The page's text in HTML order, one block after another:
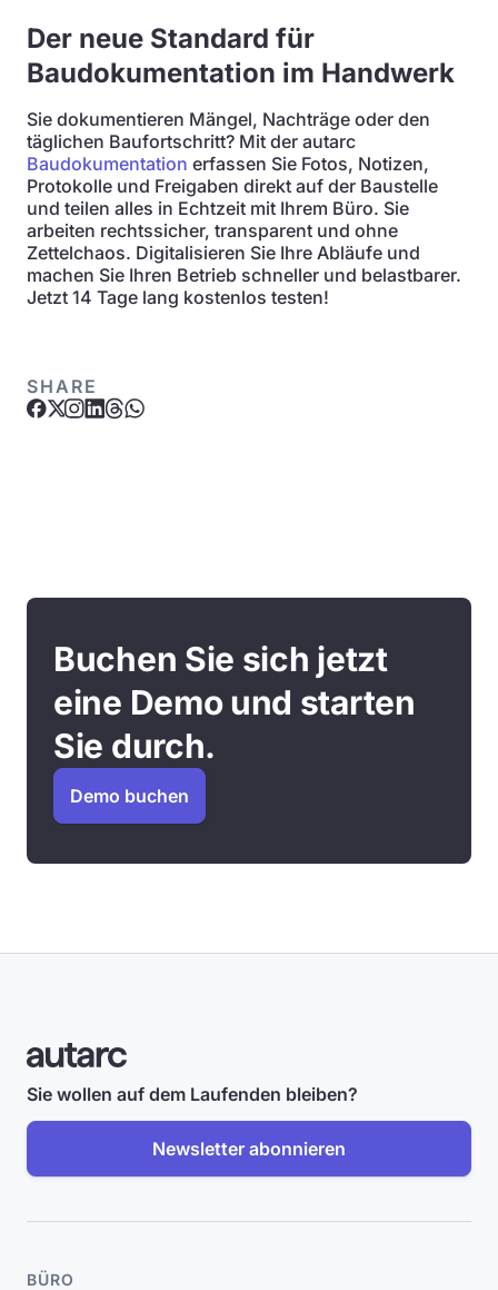
Der neue Standard für
Baudokumentation im Handwerk
Sie dokumentieren Mängel, Nachträge oder den
täglichen Baufortschritt? Mit der autarc
Baudokumentation erfassen Sie Fotos, Notizen,
Protokolle und Freigaben direkt auf der Baustelle
und teilen alles in Echtzeit mit Ihrem Büro. Sie
arbeiten rechtssicher, transparent und ohne
Zettelchaos. Digitalisieren Sie Ihre Abläufe und
machen Sie Ihren Betrieb schneller und belastbarer.
Jetzt 14 Tage lang kostenlos testen!
SHARE
Buchen Sie sich jetzt
eine Demo und starten
Sie durch.
Demo buchen
Sie wollen auf dem Laufenden bleiben?
Newsletter abonnieren
BÜRO